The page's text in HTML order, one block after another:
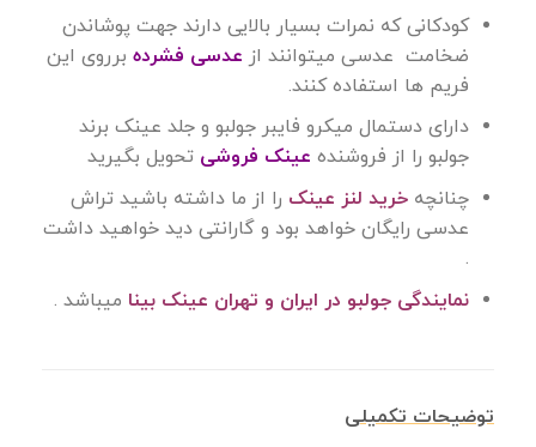
کودکانی که نمرات بسیار بالایی دارند جهت پوشاندن
ضخامت عدسی میتوانند از عدسی فشردهبرروی این
فریم ها استفاده کنند.
دارای دستمال میکرو فایبر جولبو و جلد عینک برند
جولبو را از فروشنده عینک فروشی تحویل بگیرید
چنانچه خرید لنز عینک را از ما داشته باشید تراش
عدسی رایگان خواهد بود و گارانتی دید خواهید داشت
.
نمایندگی جولبو در ایران و تهران عینک بینا میباشد .
توضیحات تکمیلی